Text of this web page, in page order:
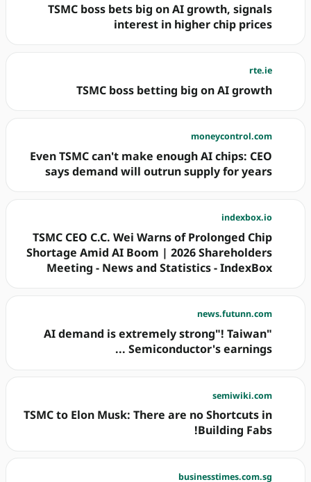
TSMC boss bets big on AI growth, signals
interest in higher chip prices
rte.ie
TSMC boss betting big on AI growth
moneycontrol.com
Even TSMC can't make enough AI chips: CEO
says demand will outrun supply for years
indexbox.io
TSMC CEO C.C. Wei Warns of Prolonged Chip
Shortage Amid AI Boom | 2026 Shareholders
Meeting - News and Statistics - IndexBox
news.futunn.com
"AI demand is extremely strong"! Taiwan
Semiconductor's earnings ...
semiwiki.com
TSMC to Elon Musk: There are no Shortcuts in
Building Fabs!
businesstimes.com.sg